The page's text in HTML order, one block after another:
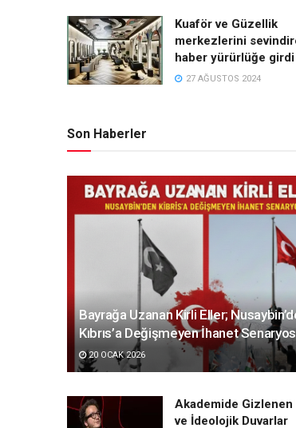
Kuaför ve Güzellik
merkezlerini
haber yürürlüğe girdi
27 AĞUSTOS 2024
Son Haberler
Bayrağa Uzanan Kirli Eller;
Kıbrıs’a Değişmeyen İhanet
20 OCAK 2026
Akademide
ve İdeolojik Duvarlar